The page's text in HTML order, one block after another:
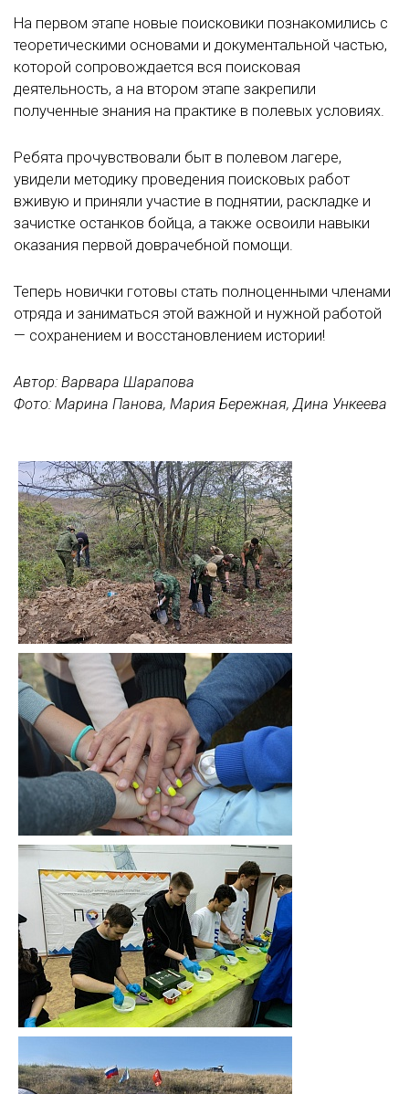
На первом этапе новые поисковики познакомились с
теоретическими основами и документальной частью,
которой сопровождается вся поисковая
деятельность, а на втором этапе закрепили
полученные знания на практике в полевых условиях.
Ребята прочувствовали быт в полевом лагере,
увидели методику проведения поисковых работ
вживую и приняли участие в поднятии, раскладке и
зачистке останков бойца, а также освоили навыки
оказания первой доврачебной помощи.
Теперь новички готовы стать полноценными членами
отряда и заниматься этой важной и нужной работой
— сохранением и восстановлением истории!
Автор: Варвара Шарапова
Фото: Марина Панова, Мария Бережная, Дина Ункеева